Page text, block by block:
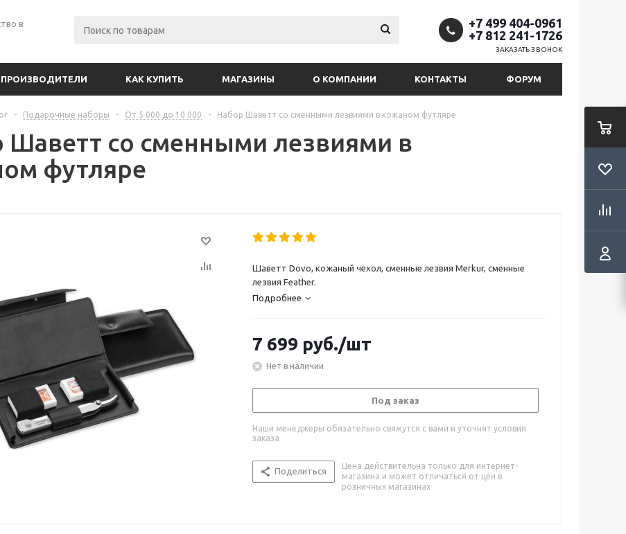
в
+7 499 404-0961
+7 812 241-1726
ЗАКАЗАТЬ ЗВОНОК
ПРОИЗВОДИТЕЛИ КАК КУПИТЬ МАГАЗИНЫ О КОМПАНИИ КОНТАКТЫ ФОРУМ
- Подарочные наборы - От 5 000 до 10 000 - Набор Шаветт со сменными лезвиями в кожаном футляре
Шаветт со сменными лезвиями в
футляре
Шаветт Dovo, кожаный чехол, сменные лезвия Merkur, сменные
лезвия Feather.
Подробнее
7 699 руб./шт
Нет в наличии
Под заказ
Наши менеджеры обязательно свяжутся с вами и уточнят условия
заказа
Поделиться
Цена действительна только для интернет-
магазина и может отличаться от цен в
розничных магазинах